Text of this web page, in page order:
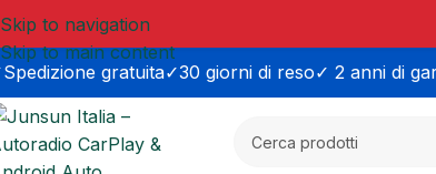
Skip to navigation
Skip to main content
gratuita✓30 giorni di reso✓ 2 anni di